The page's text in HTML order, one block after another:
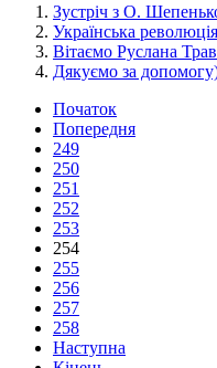
Зустріч з О.
Українська
Вітаємо Руслана
Дякуємо за
Початок
Попередня
249
250
251
252
253
254
255
256
257
258
Наступна